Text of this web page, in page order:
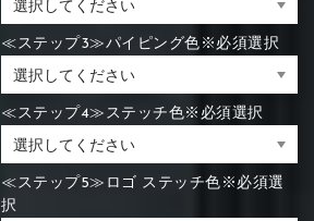
≪ステップ3≫パイピング色※必須選択
≪ステップ4≫ステッチ色※必須選択
≪ステップ5≫ロゴ ステッチ色※必須選
択